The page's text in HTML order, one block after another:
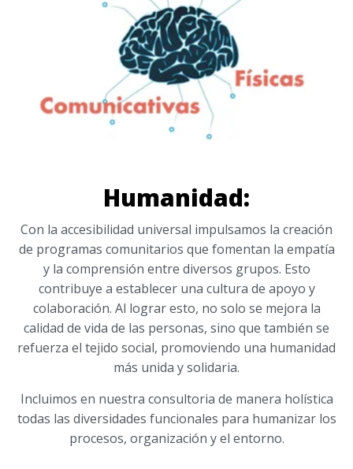
Humanidad:
Con la accesibilidad universal impulsamos la creación
de programas comunitarios que fomentan la empatía
y la comprensión entre diversos grupos. Esto
contribuye a establecer una cultura de apoyo y
colaboración. Al lograr esto, no solo se mejora la
calidad de vida de las personas, sino que también se
refuerza el tejido social, promoviendo una humanidad
más unida y solidaria.
Incluimos en nuestra consultoria de manera holística
todas las diversidades funcionales para humanizar los
procesos, organización y el entorno.